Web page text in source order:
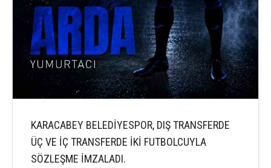
KARACABEY BELEDİYESPOR, DIŞ TRANSFERDE
ÜÇ VE İÇ TRANSFERDE İKİ FUTBOLCUYLA
SÖZLEŞME İMZALADI.